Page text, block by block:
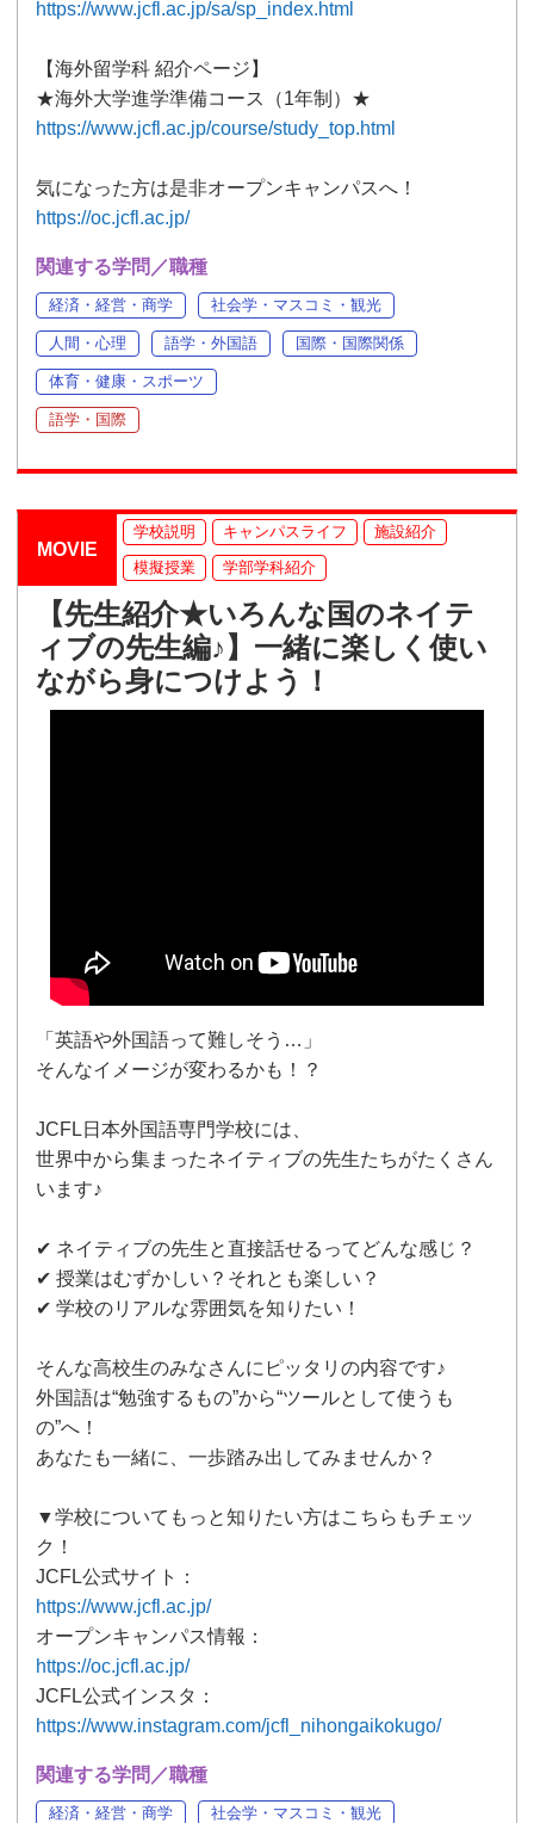
https://www.jcfl.ac.jp/sa/sp_index.html
【海外留学科 紹介ページ】
★海外大学進学準備コース（1年制）★
https://www.jcfl.ac.jp/course/study_top.html
気になった方は是非オープンキャンパスへ！
https://oc.jcfl.ac.jp/
関連する学問／職種
経済・経営・商学 社会学・マスコミ・観光
人間・心理 語学・外国語 国際・国際関係
体育・健康・スポーツ
語学・国際
MOVIE
学校説明 キャンパスライフ
施設紹介
模擬授業
学部学科紹介
【先生紹介★いろんな国のネイテ
ィブの先生編♪】一緒に楽しく使い
ながら身につけよう！
「英語や外国語って難しそう…」
そんなイメージが変わるかも！？
JCFL日本外国語専門学校には、
世界中から集まったネイティブの先生たちがたくさん
います♪
✔ ネイティブの先生と直接話せるってどんな感じ？
✔ 授業はむずかしい？それとも楽しい？
✔ 学校のリアルな雰囲気を知りたい！
そんな高校生のみなさんにピッタリの内容です♪
外国語は“勉強するもの”から“ツールとして使うも
の”へ！
あなたも一緒に、一歩踏み出してみませんか？
▼学校についてもっと知りたい方はこちらもチェッ
ク！
JCFL公式サイト：
https://www.jcfl.ac.jp/
オープンキャンパス情報：
https://oc.jcfl.ac.jp/
JCFL公式インスタ：
https://www.instagram.com/jcfl_nihongaikokugo/
関連する学問／職種
経済・経営・商学 社会学・マスコミ・観光